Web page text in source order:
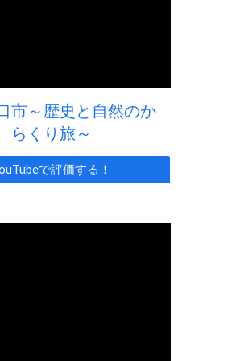
市～歴史と自然のか
らくり旅～
で評価する！